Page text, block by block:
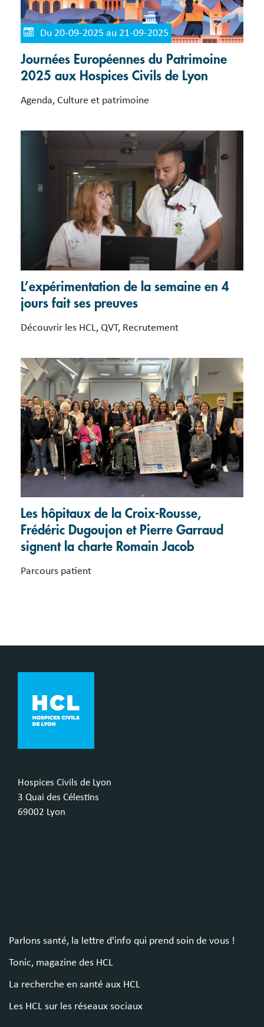
Du 20-09-2025 au 21-09-2025
Journées Européennes du Patrimoine
2025 aux Hospices Civils de Lyon
Agenda, Culture et patrimoine
L’expérimentation de la semaine en 4
jours fait ses preuves
Découvrir les HCL, QVT, Recrutement
Les hôpitaux de la Croix-Rousse,
Frédéric Dugoujon et Pierre Garraud
signent la charte Romain Jacob
Parcours patient
Hospices Civils de Lyon
3 Quai des Célestins
69002 Lyon
Parlons santé, la lettre d'info qui prend soin de vous !
Tonic, magazine des HCL
La recherche en santé aux HCL
Les HCL sur les réseaux sociaux